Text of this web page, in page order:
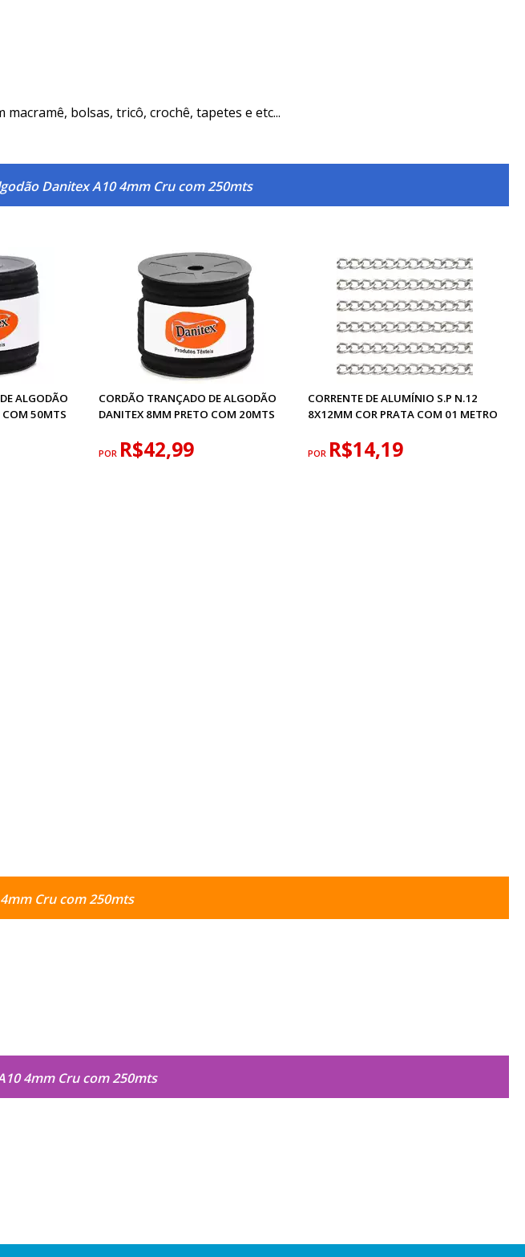
bolsas, tricô, crochê, tapetes e etc...
Danitex A10 4mm Cru com 250mts
ALGODÃO
COM 50MTS
CORDÃO TRANÇADO DE ALGODÃO
DANITEX 8MM PRETO COM 20MTS
POR R$42,99
CORRENTE DE ALUMÍNIO S.P N.12
8X12MM COR PRATA COM 01 METRO
POR R$14,19
Cru com 250mts
4mm Cru com 250mts